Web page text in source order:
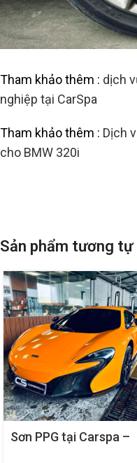
Tham khảo thêm : dịch
nghiệp tại CarSpa
Tham khảo thêm : Dịch
cho BMW 320i
Sản phẩm tương tự
Sơn PPG tại Carspa –